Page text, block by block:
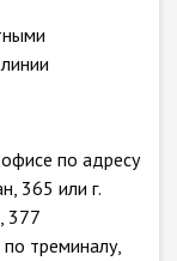
по адресу
365 или г.
377
треминалу,